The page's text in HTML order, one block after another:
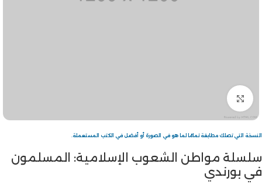
Click to enlarge
النسخة التي تصلك مطابقة تمامًا لما هو في الصورة أو أفضل في الكتب المستعملة.
سلسلة مواطن الشعوب الإسلامية: المسلمون
في بورندي